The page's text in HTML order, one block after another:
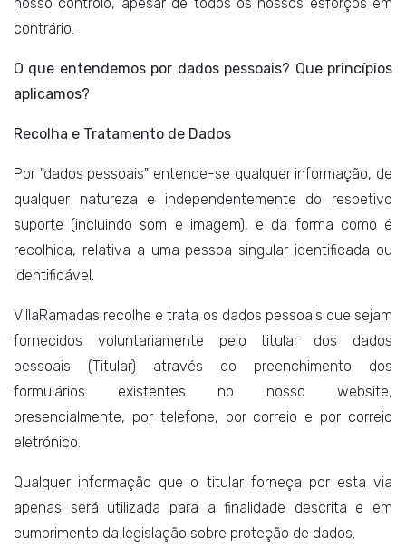
contrário.
O que entendemos por dados pessoais? Que princípios
aplicamos?
Recolha e Tratamento de Dados
Por "dados pessoais" entende-se qualquer informação, de
qualquer natureza e independentemente do respetivo
suporte (incluindo som e imagem), e da forma como é
recolhida, relativa a uma pessoa singular identificada ou
identificável.
VillaRamadas recolhe e trata os dados pessoais que sejam
fornecidos voluntariamente pelo titular dos dados
pessoais (Titular) através do preenchimento dos
formulários existentes no nosso website,
presencialmente, por telefone, por correio e por correio
eletrónico.
Qualquer informação que o titular forneça por esta via
apenas será utilizada para a finalidade descrita e em
cumprimento da legislação sobre proteção de dados.